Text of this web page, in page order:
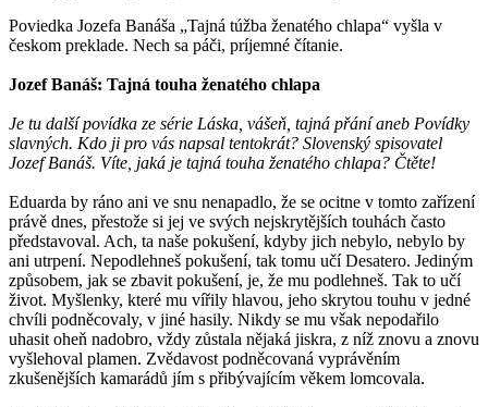
Poviedka Jozefa Banáša „Tajná túžba ženatého chlapa“ vyšla v
českom preklade. Nech sa páči, príjemné čítanie.
Jozef Banáš: Tajná touha ženatého chlapa
Je tu další povídka ze série Láska, vášeň, tajná přání aneb Povídky
slavných. Kdo ji pro vás napsal tentokrát? Slovenský spisovatel
Jozef Banáš. Víte, jaká je tajná touha ženatého chlapa? Čtěte!
Eduarda by ráno ani ve snu nenapadlo, že se ocitne v tomto zařízení
právě dnes, přestože si jej ve svých nejskrytějších touhách často
představoval. Ach, ta naše pokušení, kdyby jich nebylo, nebylo by
ani utrpení. Nepodlehneš pokušení, tak tomu učí Desatero. Jediným
způsobem, jak se zbavit pokušení, je, že mu podlehneš. Tak to učí
život. Myšlenky, které mu vířily hlavou, jeho skrytou touhu v jedné
chvíli podněcovaly, v jiné hasily. Nikdy se mu však nepodařilo
uhasit oheň nadobro, vždy zůstala nějaká jiskra, z níž znovu a znovu
vyšlehoval plamen. Zvědavost podněcovaná vyprávěním
zkušenějších kamarádů jím s přibývajícím věkem lomcovala.